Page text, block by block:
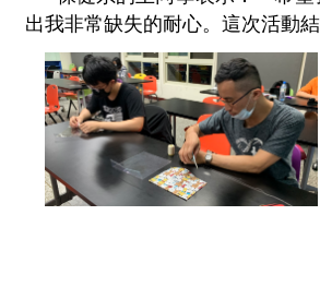
出我非常缺失的耐心。這次活動